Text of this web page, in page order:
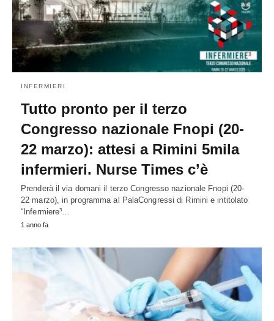
INFERMIERI
Tutto pronto per il terzo
Congresso nazionale Fnopi (20-
22 marzo): attesi a Rimini 5mila
infermieri. Nurse Times c’è
Prenderà il via domani il terzo Congresso nazionale Fnopi (20-
22 marzo), in programma al PalaCongressi di Rimini e intitolato
“Infermiere³…
1 anno fa